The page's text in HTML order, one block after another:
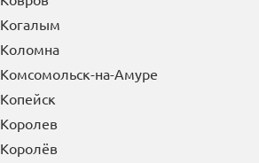
Когалым
Коломна
Комсомольск-на-Амуре
Копейск
Королев
Королёв